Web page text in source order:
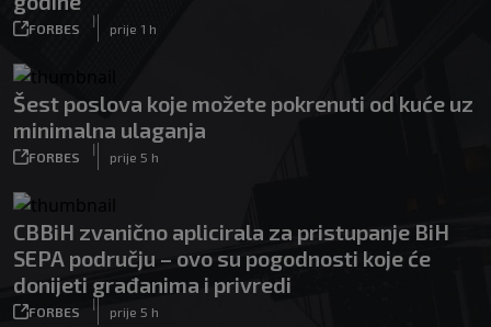
FORBES
|
prije 1 h
Šest poslova koje možete pokrenuti od kuće uz
minimalna ulaganja
FORBES
|
prije 5 h
CBBiH zvanično aplicirala za pristupanje BiH
SEPA području – ovo su pogodnosti koje će
donijeti građanima i privredi
FORBES
|
prije 5 h